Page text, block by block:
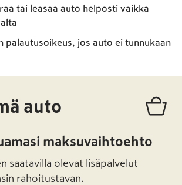
tai leasaa auto helposti vaikka
palautusoikeus, jos auto ei tunnukaan
auto
maksuvaihtoehto
saatavilla olevat lisäpalvelut
rahoitustavan.